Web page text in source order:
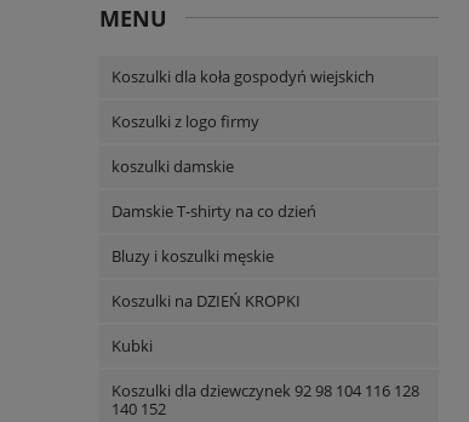
MENU
Koszulki dla koła gospodyń wiejskich
Koszulki z logo firmy
koszulki damskie
Damskie T-shirty na co dzień
Bluzy i koszulki męskie
Koszulki na DZIEŃ KROPKI
Kubki
Koszulki dla dziewczynek 92 98 104 116 128
140 152